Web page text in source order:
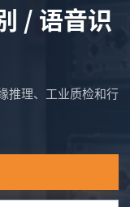
/ 语音识
推理、工业质检和行